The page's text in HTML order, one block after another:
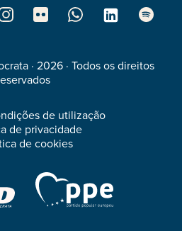
· 2026 · Todos os direitos
de utilização
de privacidade
de cookies